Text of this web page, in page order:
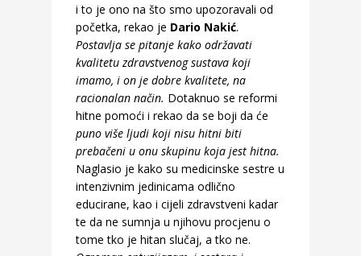
i to je ono na što smo upozoravali od
početka, rekao je Dario Nakić.
Postavlja se pitanje kako održavati
kvalitetu zdravstvenog sustava koji
imamo, i on je dobre kvalitete, na
racionalan način. Dotaknuo se reformi
hitne pomoći i rekao da se boji da će
puno više ljudi koji nisu hitni biti
prebačeni u onu skupinu koja jest hitna.
Naglasio je kako su medicinske sestre u
intenzivnim jedinicama odlično
educirane, kao i cijeli zdravstveni kadar
te da ne sumnja u njihovu procjenu o
tome tko je hitan slučaj, a tko ne.